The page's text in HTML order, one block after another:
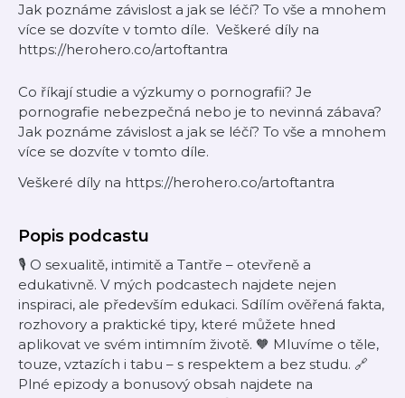
Jak poznáme závislost a jak se léčí? To vše a mnohem
více se dozvíte v tomto díle. Veškeré díly na
https://herohero.co/artoftantra
Co říkají studie a výzkumy o pornografii? Je
pornografie nebezpečná nebo je to nevinná zábava?
Jak poznáme závislost a jak se léčí? To vše a mnohem
více se dozvíte v tomto díle.
Veškeré díly na https://herohero.co/artoftantra
Popis podcastu
🎙 O sexualitě, intimitě a Tantře – otevřeně a
edukativně. V mých podcastech najdete nejen
inspiraci, ale především edukaci. Sdílím ověřená fakta,
rozhovory a praktické tipy, které můžete hned
aplikovat ve svém intimním životě. 🧡 Mluvíme o těle,
touze, vztazích i tabu – s respektem a bez studu. 🔗
Plné epizody a bonusový obsah najdete na